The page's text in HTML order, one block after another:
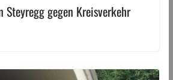
gegen Kreisverkehr